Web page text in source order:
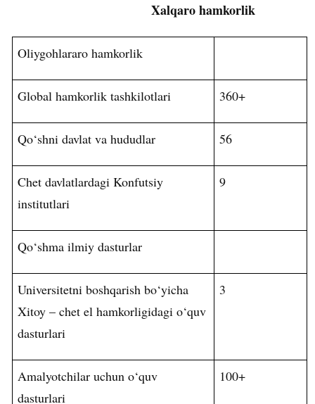
Xalqaro hamkorlik
Oliygohlararo hamkorlik
Global hamkorlik tashkilotlari 360+
Qo‘shni davlat va hududlar 56
Chet davlatlardagi Konfutsiy
institutlari
9
Qo‘shma ilmiy dasturlar
Universitetni boshqarish bo‘yicha
Xitoy – chet el hamkorligidagi o‘quv
dasturlari
3
Amalyotchilar uchun o‘quv
dasturlari
100+